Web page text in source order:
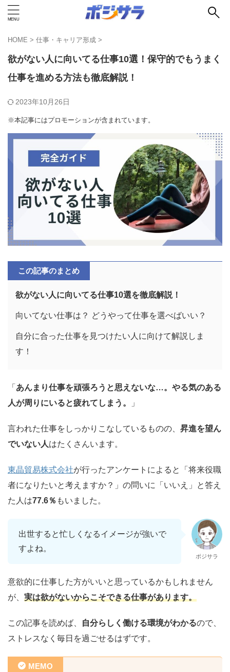
HOME > 仕事・キャリア形成 >
欲がない人に向いてる仕事10選！保守的でもうまく
仕事を進める方法も徹底解説！
2023年10月26日
※本記事にはプロモーションが含まれています。
この記事のまとめ
欲がない人に向いてる仕事10選を徹底解説！
向いてない仕事は？ どうやって仕事を選べばいい？
自分に合った仕事を見つけたい人に向けて解説しま
す！
「 あんまり仕事を頑張ろうと思えないな…。やる気のある
人が周りにいると疲れてしまう。
」
言われた仕事をしっかりこなしているものの、 昇進を望ん
でいない人はたくさんいます。
東晶貿易株式会社が行ったアンケートによると「将来役職
者になりたいと考えますか？」の問いに「いいえ」と答え
た人は77.6％ もいました。
出世すると忙しくなるイメージが強いで
すよね。
ポジサラ
意欲的に仕事した方がいいと思っているかもしれません
が、 実は欲がないからこそできる仕事があります。
この記事を読めば、 自分らしく働ける環境がわかるので、
ストレスなく毎日を過ごせるはずです。
MEMO